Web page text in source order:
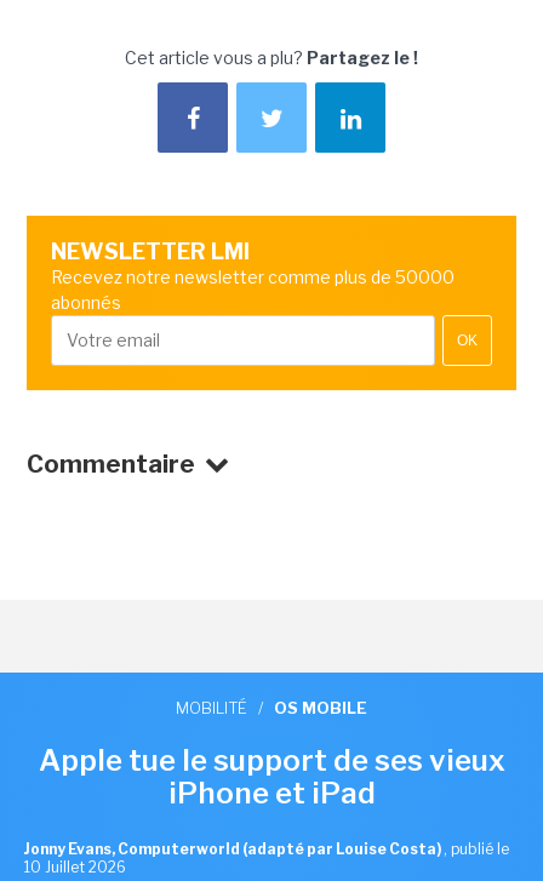
Cet article vous a plu? Partagez le !
NEWSLETTER LMI
Recevez notre newsletter comme plus de 50000
abonnés
OK
Commentaire
MOBILITÉ / OS MOBILE
Apple tue le support de ses vieux
iPhone et iPad
Jonny Evans, Computerworld (adapté par Louise Costa) , publié le
10 Juillet 2026